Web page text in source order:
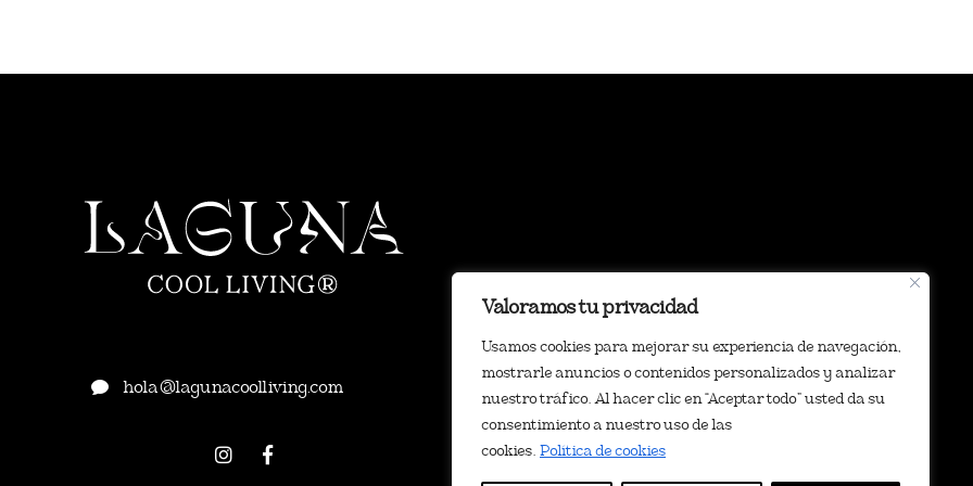
Valoramos tu privacidad
Usamos cookies para mejorar su experiencia de navegación,
mostrarle anuncios o contenidos personalizados y analizar
nuestro tráfico. Al hacer clic en “Aceptar todo” usted da su
consentimiento a nuestro uso de las
cookies. Política de cookies
hola@lagunacoolliving.com Tabares de Cala 46